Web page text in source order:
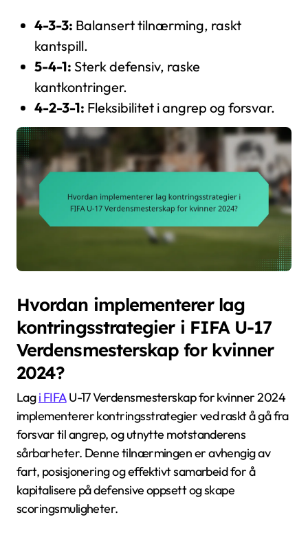
4-3-3: Balansert tilnærming, raskt
kantspill.
5-4-1: Sterk defensiv, raske
kantkontringer.
4-2-3-1: Fleksibilitet i angrep og forsvar.
Hvordan implementerer lag
kontringsstrategier i FIFA U-17
Verdensmesterskap for kvinner
2024?
Lagi FIFAU-17 Verdensmesterskap for kvinner 2024
implementerer kontringsstrategier ved raskt å gå fra
forsvar til angrep, og utnytte motstanderens
sårbarheter. Denne tilnærmingen er avhengig av
fart, posisjonering og effektivt samarbeid for å
kapitalisere på defensive oppsett og skape
scoringsmuligheter.